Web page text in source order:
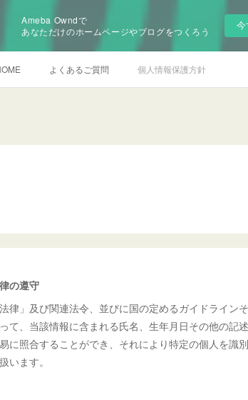
Ameba Owndで
あなただけのホームページやブログをつくろう
よくあるご質問 個人情報保護方針
の遵守
律」及び関連法令、並びに国の定めるガイドライン
て、当該情報に含まれる氏名、生年月日その他の記
に照合することができ、それにより特定の個人を識
います。